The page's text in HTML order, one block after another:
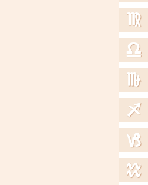
f
g
h
i
j
k